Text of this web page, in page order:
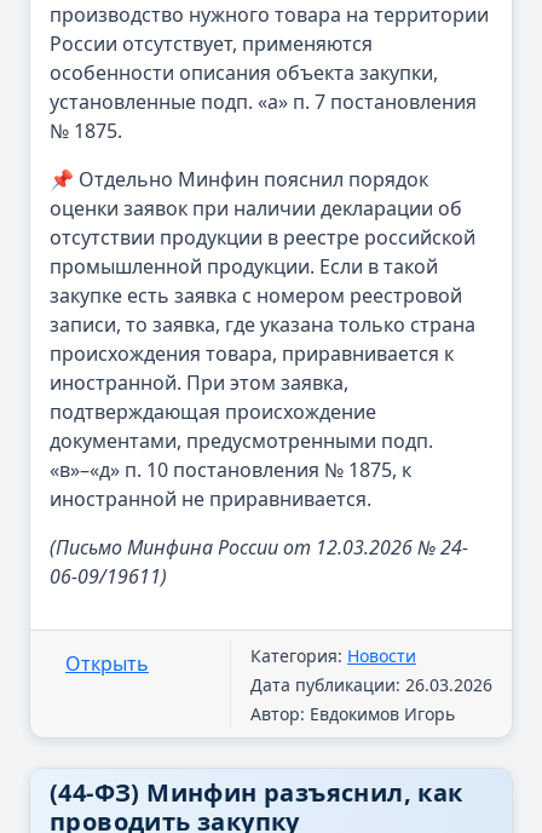
производство нужного товара на территории
России отсутствует, применяются
особенности описания объекта закупки,
установленные подп. «а» п. 7 постановления
№ 1875.
📌 Отдельно Минфин пояснил порядок
оценки заявок при наличии декларации об
отсутствии продукции в реестре российской
промышленной продукции. Если в такой
закупке есть заявка с номером реестровой
записи, то заявка, где указана только страна
происхождения товара, приравнивается к
иностранной. При этом заявка,
подтверждающая происхождение
документами, предусмотренными подп.
«в»–«д» п. 10 постановления № 1875, к
иностранной не приравнивается.
(Письмо Минфина России от 12.03.2026 № 24-
06-09/19611)
Открыть Категория: Новости
Дата публикации: 26.03.2026
Автор: Евдокимов Игорь
(44-ФЗ) Минфин разъяснил, как
проводить закупку